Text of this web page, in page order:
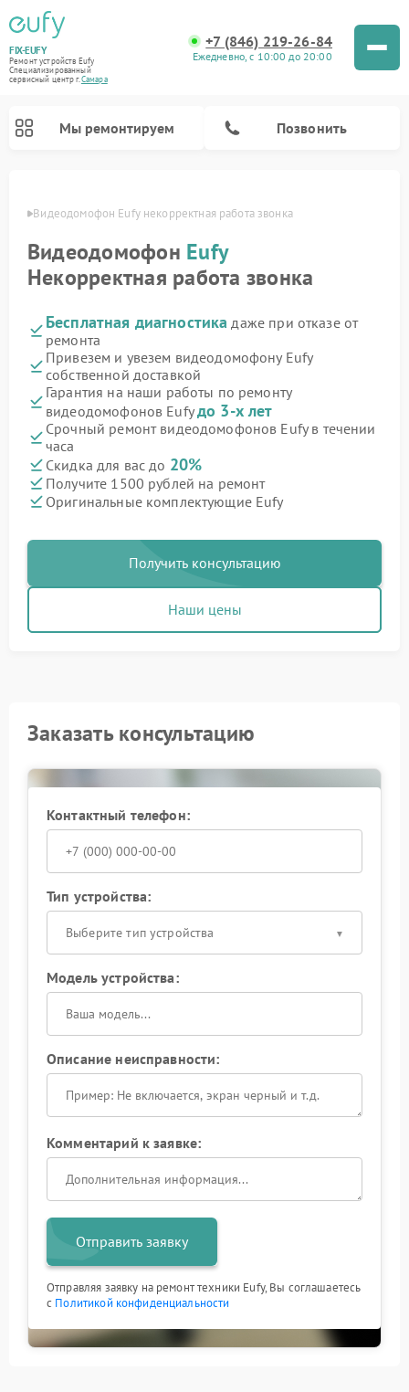
FIX-EUFY
Ремонт устройств Eufy
Специализированный
cервисный центр г.Самара
+7 (846) 219-26-84
Ежедневно, с 10:00 до 20:00
Мы ремонтируем Позвонить
Видеодомофон Eufy некорректная работа звонка
Видеодомофон Eufy
Некорректная работа звонка
Бесплатная диагностика даже при отказе от
ремонта
Привезем и увезем видеодомофону Eufy
собственной доставкой
Гарантия на наши работы по ремонту
видеодомофонов Eufyдо 3-х лет
Срочный ремонт видеодомофонов Eufy в течении
часа
Скидка для вас до 20%
Получите 1500 рублей на ремонт
Оригинальные комплектующие Eufy
Получить консультацию
Наши цены
Заказать консультацию
Контактный телефон:
Тип устройства:
Выберите тип устройства
Модель устройства:
Описание неисправности:
Комментарий к заявке:
Отправить заявку
Отправляя заявку на ремонт техники Eufy, Вы соглашаетесь
с Политикой конфиденциальности